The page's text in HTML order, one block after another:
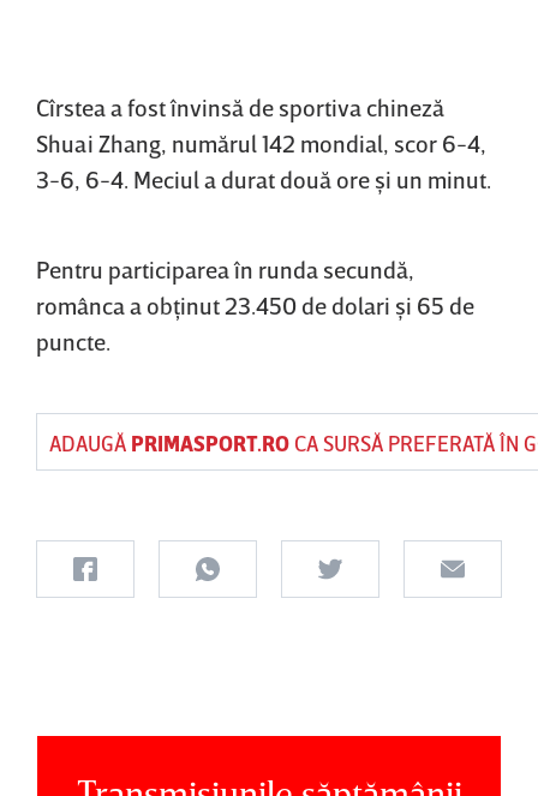
Cîrstea a fost învinsă de sportiva chineză
Shuai Zhang, numărul 142 mondial, scor 6-4,
3-6, 6-4. Meciul a durat două ore şi un minut.
Pentru participarea în runda secundă,
românca a obţinut 23.450 de dolari şi 65 de
puncte.
ADAUGĂ PRIMASPORT.ROCA SURSĂ PREFERATĂ ÎN